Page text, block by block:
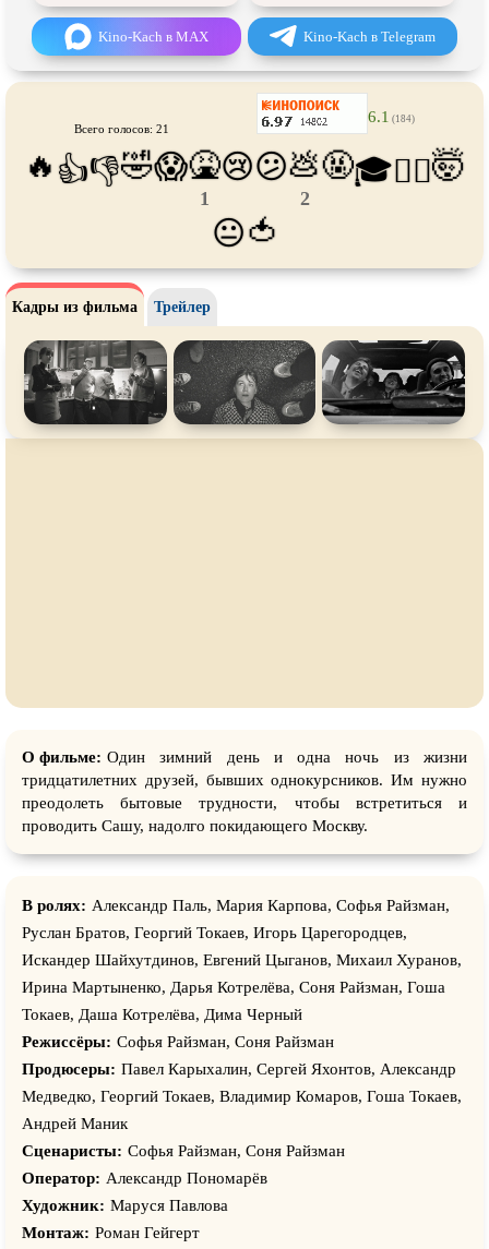
Про футбол Про хакеров
Про хоккей и фигурное
катание
Про шпионов
Псевдодокументальный
Режиссёрская версия Роуд-муви
Сверхспособности Ситком
Стимпанк
обнажённой натурой Турецкий сериал
Чёрная комедия
В ожидании
CAMRip
Kino-Kach в MAX Kino-Kach в Telegram
Всего голосов: 21
6.1 (184)
🔥 👍👎🤣😱🤮
1
😢😕💩
2
🤬🎓😵‍💫🤯
😐🍅
Кадры из фильма Трейлер
О фильме: Один зимний день и одна ночь из жизни
тридцатилетних друзей, бывших однокурсников. Им нужно
преодолеть бытовые трудности, чтобы встретиться и
проводить Сашу, надолго покидающего Москву.
В ролях: Александр Паль, Мария Карпова, Софья Райзман,
Руслан Братов, Георгий Токаев, Игорь Царегородцев,
Искандер Шайхутдинов, Евгений Цыганов, Михаил Хуранов,
Ирина Мартыненко, Дарья Котрелёва, Соня Райзман, Гоша
Токаев, Даша Котрелёва, Дима Черный
Режиссёры: Софья Райзман, Соня Райзман
Продюсеры: Павел Карыхалин, Сергей Яхонтов, Александр
Медведко, Георгий Токаев, Владимир Комаров, Гоша Токаев,
Андрей Маник
Сценаристы: Софья Райзман, Соня Райзман
Оператор: Александр Пономарёв
Художник: Маруся Павлова
Монтаж: Роман Гейгерт